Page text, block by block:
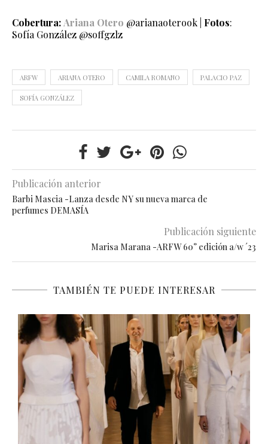
Cobertura: Ariana Otero @arianaoterook | Fotos:
Sofía González @soffgzlz
ARFW ARIANA OTERO CAMILA ROMANO PALACIO PAZ
SOFÍA GONZÁLEZ
Publicación anterior
Barbi Mascia -Lanza desde NY su nueva marca de
perfumes DEMASÍA
Publicación siguiente
Marisa Marana -ARFW 60° edición a/w ´23
TAMBIÉN TE PUEDE INTERESAR